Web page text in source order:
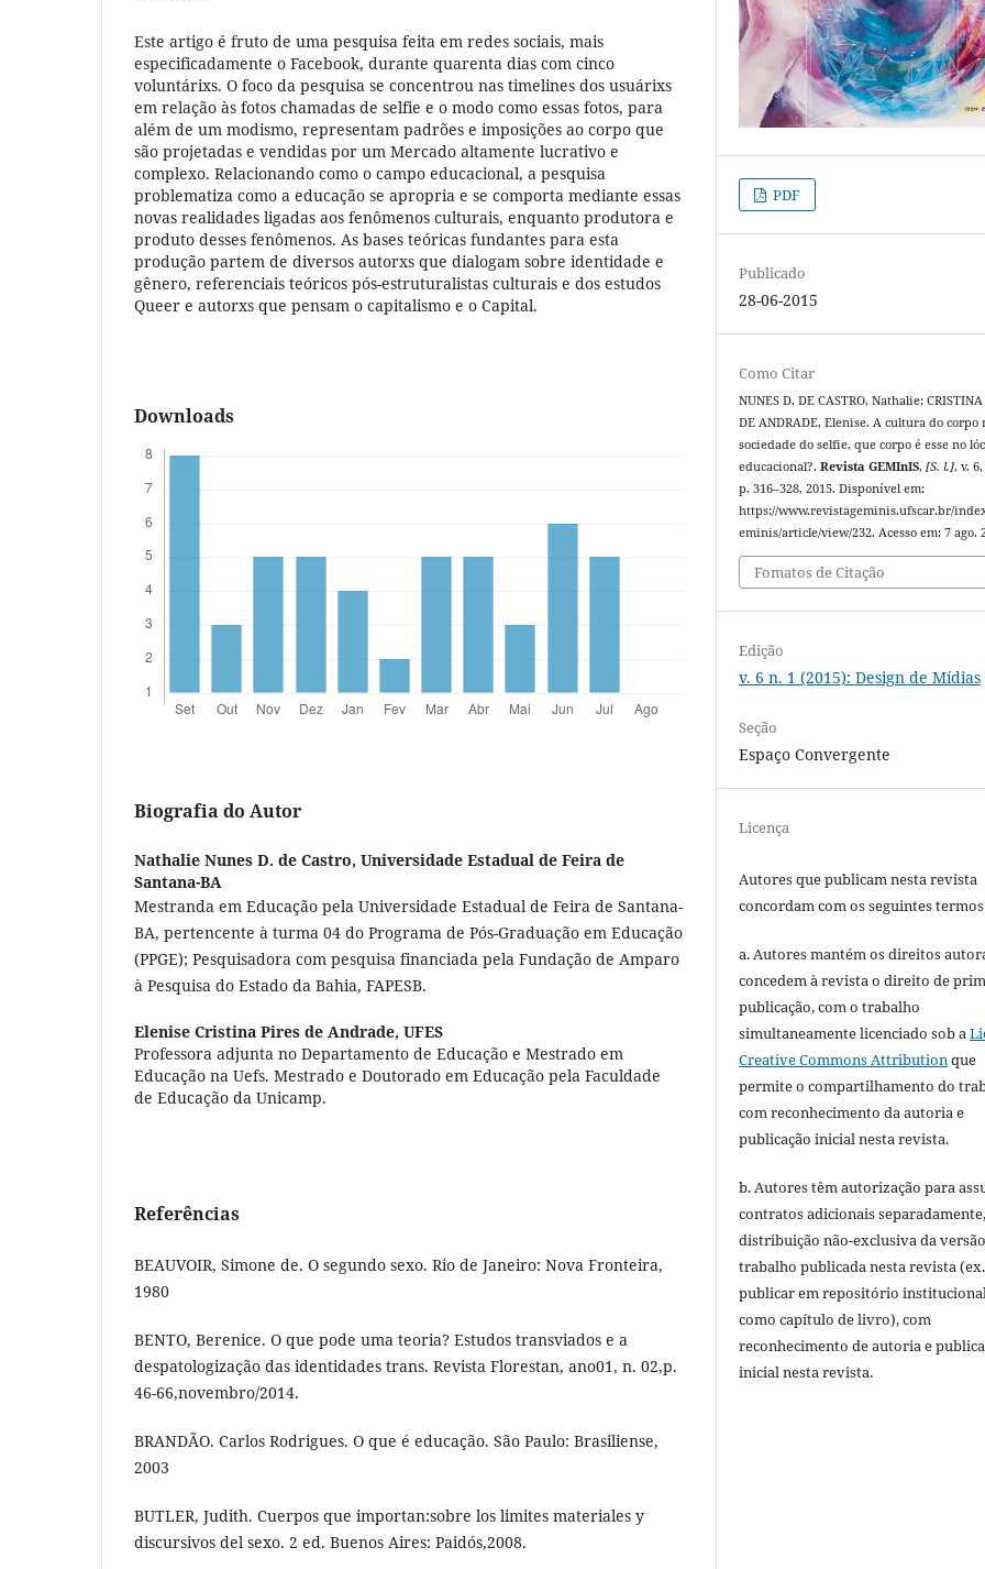
Este artigo é fruto de uma pesquisa feita em redes sociais, mais
especificadamente o Facebook, durante quarenta dias com cinco
voluntárixs. O foco da pesquisa se concentrou nas timelines dos usuárixs
em relação às fotos chamadas de selfie e o modo como essas fotos, para
além de um modismo, representam padrões e imposições ao corpo que
são projetadas e vendidas por um Mercado altamente lucrativo e
complexo. Relacionando como o campo educacional, a pesquisa
problematiza como a educação se apropria e se comporta mediante essas
novas realidades ligadas aos fenômenos culturais, enquanto produtora e
produto desses fenômenos. As bases teóricas fundantes para esta
produção partem de diversos autorxs que dialogam sobre identidade e
gênero, referenciais teóricos pós-estruturalistas culturais e dos estudos
Queer e autorxs que pensam o capitalismo e o Capital.
Downloads
Biografia do Autor
Nathalie Nunes D. de Castro, Universidade Estadual de Feira de
Santana-BA
Mestranda em Educação pela Universidade Estadual de Feira de Santana-
BA, pertencente à turma 04 do Programa de Pós-Graduação em Educação
(PPGE); Pesquisadora com pesquisa financiada pela Fundação de Amparo
à Pesquisa do Estado da Bahia, FAPESB.
Elenise Cristina Pires de Andrade, UFES
Professora adjunta no Departamento de Educação e Mestrado em
Educação na Uefs. Mestrado e Doutorado em Educação pela Faculdade
de Educação da Unicamp.
Referências
BEAUVOIR, Simone de. O segundo sexo. Rio de Janeiro: Nova Fronteira,
1980
BENTO, Berenice. O que pode uma teoria? Estudos transviados e a
despatologização das identidades trans. Revista Florestan, ano01, n. 02,p.
46-66,novembro/2014.
BRANDÃO. Carlos Rodrigues. O que é educação. São Paulo: Brasiliense,
2003
BUTLER, Judith. Cuerpos que importan:sobre los limites materiales y
discursivos del sexo. 2 ed. Buenos Aires: Paidós,2008.
PDF
Publicado
28-06-2015
Como Citar
NUNES D. DE CASTRO, Nathalie; CRISTINA
DE ANDRADE, Elenise. A cultura do corpo
sociedade do selfie, que corpo é esse no
educacional?.Revista GEMInIS,[S. l.], v.
p. 316–328, 2015. Disponível em:
https://www.revistageminis.ufscar.br/
eminis/article/view/232. Acesso em: 7 ago.
Fomatos de Citação
Edição
v. 6 n. 1 (2015): Design de Mídias
Seção
Espaço Convergente
Licença
Autores que publicam nesta revista
concordam com os seguintes
a. Autores mantém os direitos
concedem à revista o direito de
publicação, com o trabalho
simultaneamente licenciado sob a
Creative Commons Attributionque
permite o compartilhamento do
com reconhecimento da autoria e
publicação inicial nesta revista.
b. Autores têm autorização para
contratos adicionais
distribuição não-exclusiva da
trabalho publicada nesta revista
publicar em repositório
como capítulo de livro), com
reconhecimento de autoria e
inicial nesta revista.